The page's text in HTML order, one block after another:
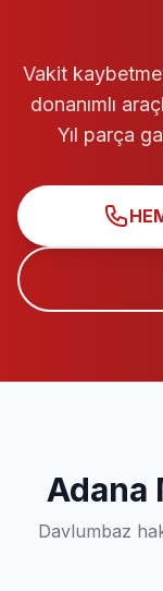
Vakit
donanımlı
Yıl parça
Adana
Davlumbaz